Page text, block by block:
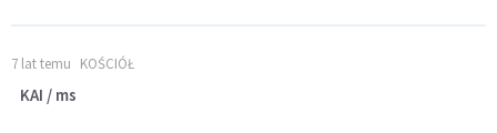
7 lat temu KOŚCIÓŁ
KAI / ms